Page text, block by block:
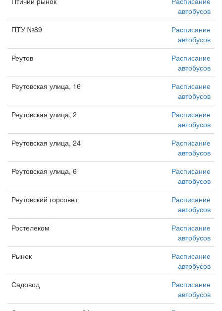
автобусов
ПТУ №89
Расписание
автобусов
Реутов
Расписание
автобусов
Реутовская улица, 16
Расписание
автобусов
Реутовская улица, 2
Расписание
автобусов
Реутовская улица, 24
Расписание
автобусов
Реутовская улица, 6
Расписание
автобусов
Реутовский горсовет
Расписание
автобусов
Ростелеком
Расписание
автобусов
Рынок
Расписание
автобусов
Садовод
Расписание
автобусов